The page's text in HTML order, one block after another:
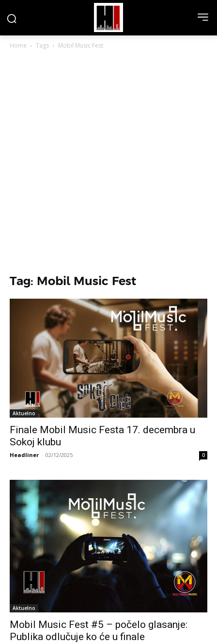
Home Tags Mobil Music Fest
Tag: Mobil Music Fest
Aktuelno
Finale Mobil Music Festa 17. decembra u
Sokoj klubu
Headliner - 02/12/2025 0
Aktuelno
Mobil Music Fest #5 – počelo glasanje:
Publika odlučuje ko će u finale